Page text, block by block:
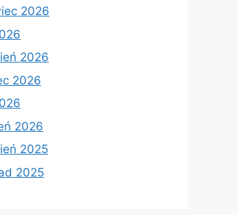
2026
2026
2026
2026
2025
2025